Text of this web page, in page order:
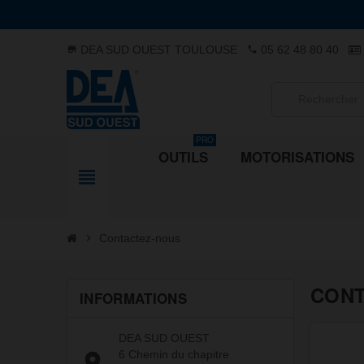
store DEA SUD OUEST TOULOUSE phone 05 62 48 80 40
view_headline
OUTILS
PRO
MOTORISATIONS
Contactez-nous
INFORMATIONS
DEA SUD OUEST
6 Chemin du chapitre